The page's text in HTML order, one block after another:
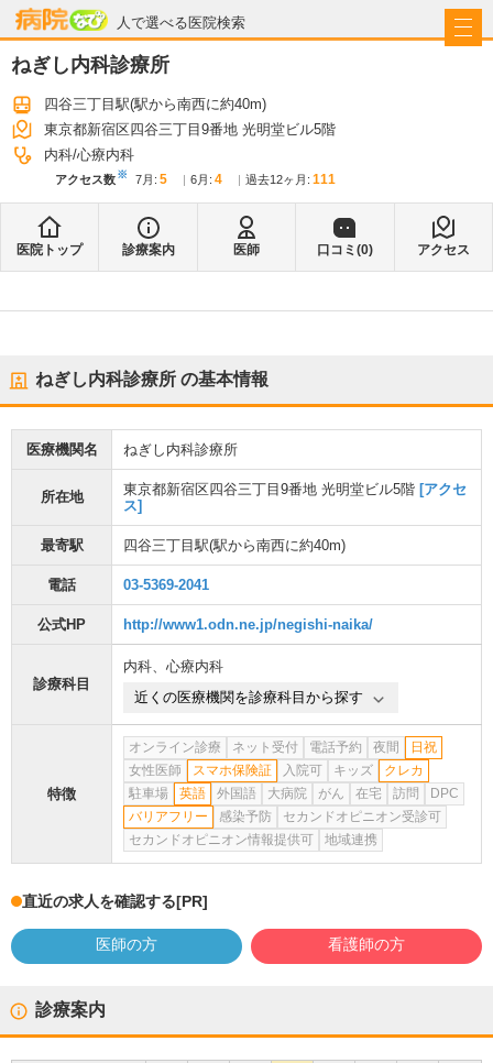
人で選べる医院検索
病院なび
ねぎし内科診療所
四谷三丁目駅(駅から南西に約40m)
東京都新宿区四谷三丁目9番地 光明堂ビル5階
内科 心療内科
アクセス数※ 7月 : 5 6月 : 4 過去12ヶ月: 111
医院トップ 診療案内 医師 口コミ(0) アクセス
ねぎし内科診療所 の基本情報
医療機関名 ねぎし内科診療所
所在地 東京都新宿区四谷三丁目9番地 光明堂ビル5階 [アクセ
ス]
最寄駅 四谷三丁目駅(駅から南西に約40m)
電話 03-5369-2041
公式HP http://www1.odn.ne.jp/negishi-naika/
診療科目
内科、 心療内科
近くの医療機関を診療科目から探す
特徴
オンライン診療 ネット受付 電話予約 夜間
日祝
女性医師
スマホ保険証 入院可 キッズ
クレカ
駐車場
英語 外国語 大病院 がん 在宅 訪問
DPC
バリアフリー
感染予防
セカンドオピニオン受診可
セカンドオピニオン情報提供可
地域連携
直近の求人を確認する[PR]
医師の方 看護師の方
診療案内